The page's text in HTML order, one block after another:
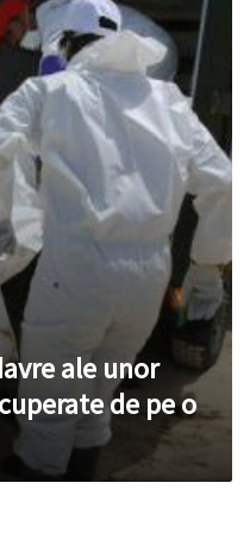
ale unor
de pe o